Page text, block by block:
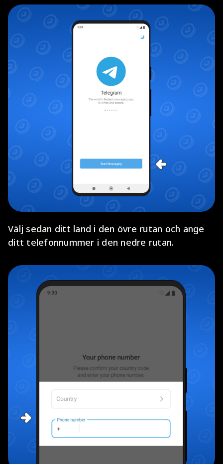
Välj sedan ditt land i den övre rutan och ange
ditt telefonnummer i den nedre rutan.